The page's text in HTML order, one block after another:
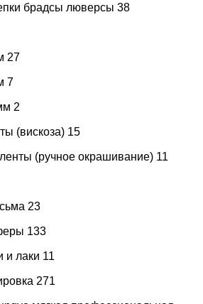
брадсы люверсы 38
27
7
2
(вискоза) 15
(ручное окрашивание) 11
23
133
и лаки 11
271